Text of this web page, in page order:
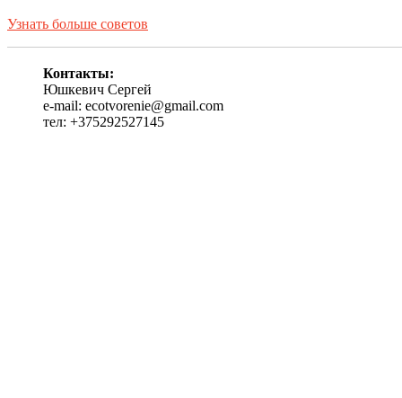
Узнать больше советов
Контакты:
Юшкевич Сергей
e-mail: ecotvorenie@gmail.com
тел: +375292527145